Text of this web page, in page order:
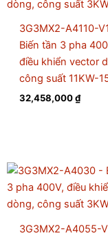
3G3MX2-A4110-
Biến tần 3 pha
điều khiển vector
công suất 11KW-
32,458,000₫
3G3MX2-A4055-